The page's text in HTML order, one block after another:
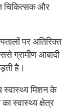
चिकित्सक और
पर अतिरिक्त
ग्रामीण आबादी
है।
स्वास्थ्य मिशन के
स्वास्थ्य क्षेत्र